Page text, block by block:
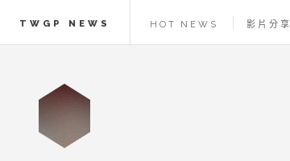
TWGP NEWS HOT NEWS 影片分享